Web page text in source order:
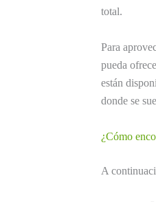
total.
Para
pueda
están
donde se
¿Cómo
A